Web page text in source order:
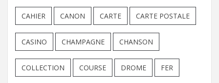
CAHIER CANON CARTE CARTE POSTALE
CASINO CHAMPAGNE CHANSON
COLLECTION COURSE DROME FER